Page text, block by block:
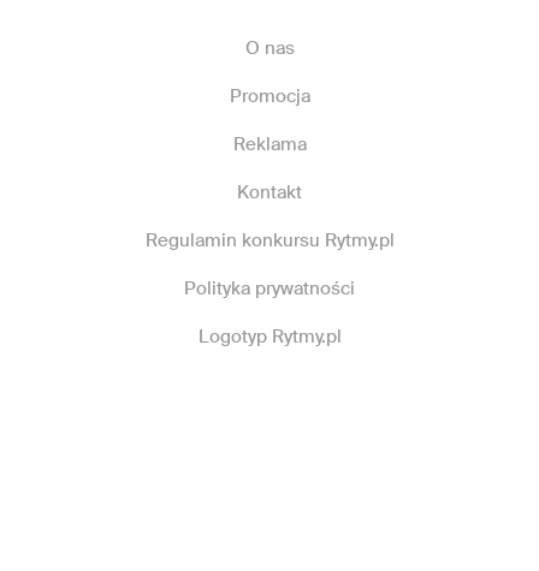
O nas
Promocja
Reklama
Kontakt
Regulamin konkursu Rytmy.pl
Polityka prywatności
Logotyp Rytmy.pl